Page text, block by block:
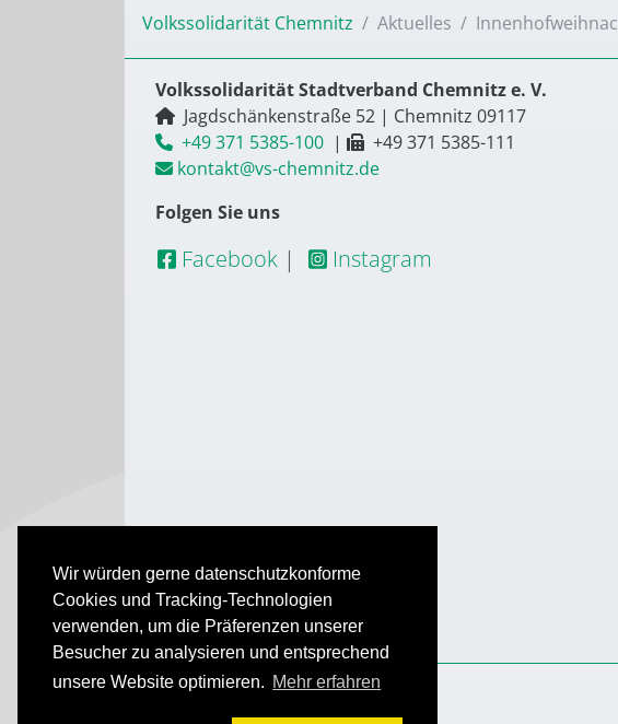
Wir würden gerne datenschutzkonforme
Cookies und Tracking-Technologien
verwenden, um die Präferenzen unserer
Besucher zu analysieren und entsprechend
unsere Website optimieren. Mehr erfahren
Volkssolidarität Chemnitz Aktuelles
Volkssolidarität Stadtverband Chemnitz e. V.
Jagdschänkenstraße 52 | Chemnitz 09117
+49 371 5385-100 |
+49 371 5385-111
kontakt@vs-chemnitz.de
Folgen Sie uns
Facebook | Instagram